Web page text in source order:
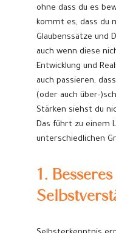
ohne dass du es
kommt es, dass du
Glaubenssätze und
auch wenn diese
Entwicklung und
auch passieren,
(oder auch über-
Stärken siehst du
Das führt zu einem
unterschiedlichen
1. Besseres